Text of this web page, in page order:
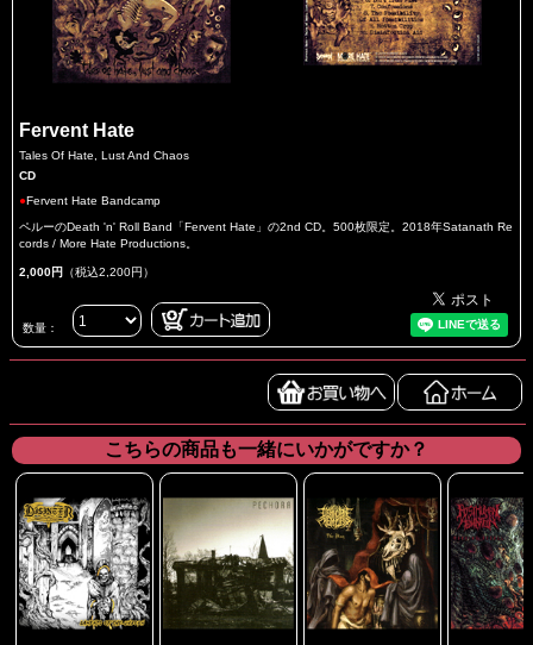
Fervent Hate
Tales Of Hate, Lust And Chaos
CD
●Fervent Hate Bandcamp
ペルーのDeath 'n' Roll Band「Fervent Hate」の2nd CD。500枚限定。2018年Satanath Re
cords / More Hate Productions。
2,000円 （税込2,200円）
数量：
こちらの商品も一緒にいかがですか？